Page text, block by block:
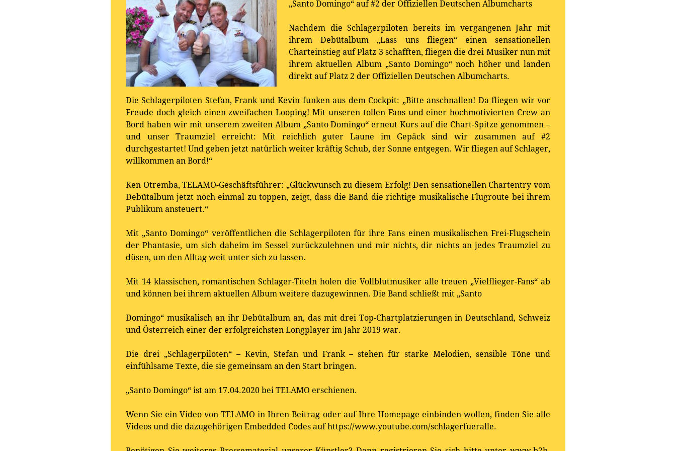
„Santo Domingo“ auf #2 der Offiziellen Deutschen Albumcharts
Nachdem die Schlagerpiloten bereits im vergangenen Jahr mit
ihrem Debütalbum „Lass uns fliegen“ einen sensationellen
Charteinstieg auf Platz 3 schafften, fliegen die drei Musiker nun mit
ihrem aktuellen Album „Santo Domingo“ noch höher und landen
direkt auf Platz 2 der Offiziellen Deutschen Albumcharts.
Die Schlagerpiloten Stefan, Frank und Kevin funken aus dem Cockpit: „Bitte anschnallen! Da fliegen wir vor
Freude doch gleich einen zweifachen Looping! Mit unseren tollen Fans und einer hochmotivierten Crew an
Bord haben wir mit unserem zweiten Album „Santo Domingo“ erneut Kurs auf die Chart-Spitze genommen –
und unser Traumziel erreicht: Mit reichlich guter Laune im Gepäck sind wir zusammen auf #2
durchgestartet! Und geben jetzt natürlich weiter kräftig Schub, der Sonne entgegen. Wir fliegen auf Schlager,
willkommen an Bord!“
Ken Otremba, TELAMO-Geschäftsführer: „Glückwunsch zu diesem Erfolg! Den sensationellen Chartentry vom
Debütalbum jetzt noch einmal zu toppen, zeigt, dass die Band die richtige musikalische Flugroute bei ihrem
Publikum ansteuert.“
Mit „Santo Domingo“ veröffentlichen die Schlagerpiloten für ihre Fans einen musikalischen Frei-Flugschein
der Phantasie, um sich daheim im Sessel zurückzulehnen und mir nichts, dir nichts an jedes Traumziel zu
düsen, um den Alltag weit unter sich zu lassen.
Mit 14 klassischen, romantischen Schlager-Titeln holen die Vollblutmusiker alle treuen „Vielflieger-Fans“ ab
und können bei ihrem aktuellen Album weitere dazugewinnen. Die Band schließt mit „Santo
Domingo“ musikalisch an ihr Debütalbum an, das mit drei Top-Chartplatzierungen in Deutschland, Schweiz
und Österreich einer der erfolgreichsten Longplayer im Jahr 2019 war.
Die drei „Schlagerpiloten“ – Kevin, Stefan und Frank – stehen für starke Melodien, sensible Töne und
einfühlsame Texte, die sie gemeinsam an den Start bringen.
„Santo Domingo“ ist am 17.04.2020 bei TELAMO erschienen.
Wenn Sie ein Video von TELAMO in Ihren Beitrag oder auf Ihre Homepage einbinden wollen, finden Sie alle
Videos und die dazugehörigen Embedded Codes auf https://www.youtube.com/schlagerfueralle.